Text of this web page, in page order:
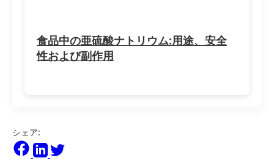
食品中の亜硫酸ナトリウム:用途、安全
性および副作用
シェア: